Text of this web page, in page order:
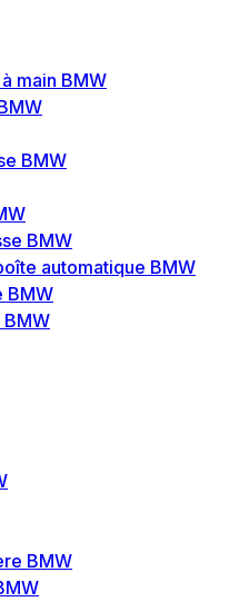
main BMW
BMW
BMW
automatique BMW
BMW
BMW